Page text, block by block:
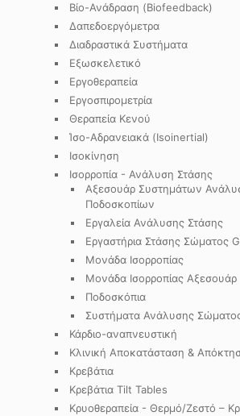
Βίο-Ανάδραση (Biofeedback)
Δαπεδοεργόμετρα
Διαδραστικά Συστήματα
Εξωσκελετικό
Εργοθεραπεία
Εργοσπιρομετρία
Θεραπεία Κενού
Ίσο-Αδρανειακά (Isoinertial)
Ισοκίνηση
Ισορροπία - Ανάλυση Στάσης
Αξεσουάρ Συστημάτων
Ποδοσκοπίων
Εργαλεία Ανάλυσης Στάσης
Εργαστήρια Στάσης Σώματος
Μονάδα Ισορροπίας
Μονάδα Ισορροπίας Αξεσουάρ
Ποδοσκόπια
Συστήματα Ανάλυσης
Κάρδιο-αναπνευστική
Κλινική Αποκατάσταση &
Κρεβάτια
Κρεβάτια Tilt Tables
Κρυοθεραπεία - Θερμό/Ζεστό –